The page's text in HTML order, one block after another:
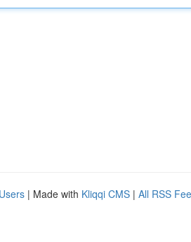
| Made with Kliqqi CMS | All RSS